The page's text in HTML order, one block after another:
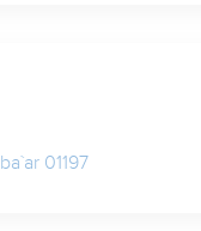
ba`ar 01197